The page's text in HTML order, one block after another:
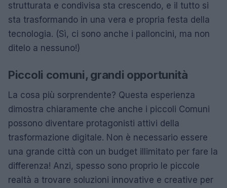
strutturata e condivisa sta crescendo, e il tutto si
sta trasformando in una vera e propria festa della
tecnologia. (Sì, ci sono anche i palloncini, ma non
ditelo a nessuno!)
Piccoli comuni, grandi opportunità
La cosa più sorprendente? Questa esperienza
dimostra chiaramente che anche i piccoli Comuni
possono diventare protagonisti attivi della
trasformazione digitale. Non è necessario essere
una grande città con un budget illimitato per fare la
differenza! Anzi, spesso sono proprio le piccole
realtà a trovare soluzioni innovative e creative per